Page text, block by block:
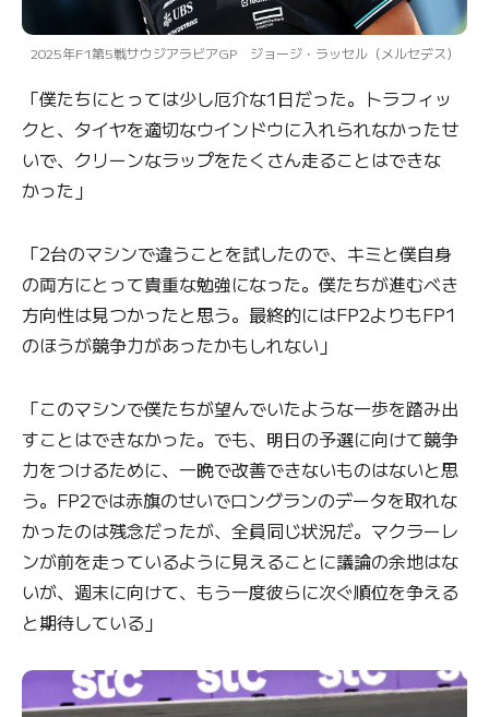
2025年F1第5戦サウジアラビアGP ジョージ・ラッセル（メルセデス）
「僕たちにとっては少し厄介な1日だった。トラフィッ
クと、タイヤを適切なウインドウに入れられなかったせ
いで、クリーンなラップをたくさん走ることはできな
かった」
「2台のマシンで違うことを試したので、キミと僕自身
の両方にとって貴重な勉強になった。僕たちが進むべき
方向性は見つかったと思う。最終的にはFP2よりもFP1
のほうが競争力があったかもしれない」
「このマシンで僕たちが望んでいたような一歩を踏み出
すことはできなかった。でも、明日の予選に向けて競争
力をつけるために、一晩で改善できないものはないと思
う。FP2では赤旗のせいでロングランのデータを取れな
かったのは残念だったが、全員同じ状況だ。マクラーレ
ンが前を走っているように見えることに議論の余地はな
いが、週末に向けて、もう一度彼らに次ぐ順位を争える
と期待している」